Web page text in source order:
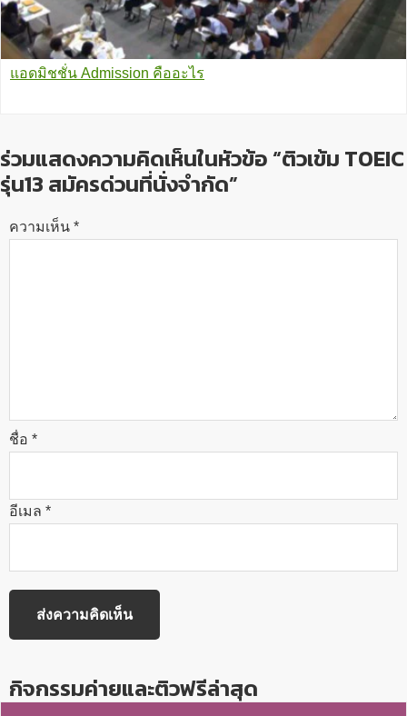
แอดมิชชั่น Admission คืออะไร
ร่วมแสดงความคิดเห็นในหัวข้อ “ติวเข้ม TOEIC
รุ่น13 สมัครด่วนที่นั่งจำกัด”
ความเห็น *
ชื่อ *
อีเมล *
กิจกรรมค่ายและติวฟรีล่าสุด